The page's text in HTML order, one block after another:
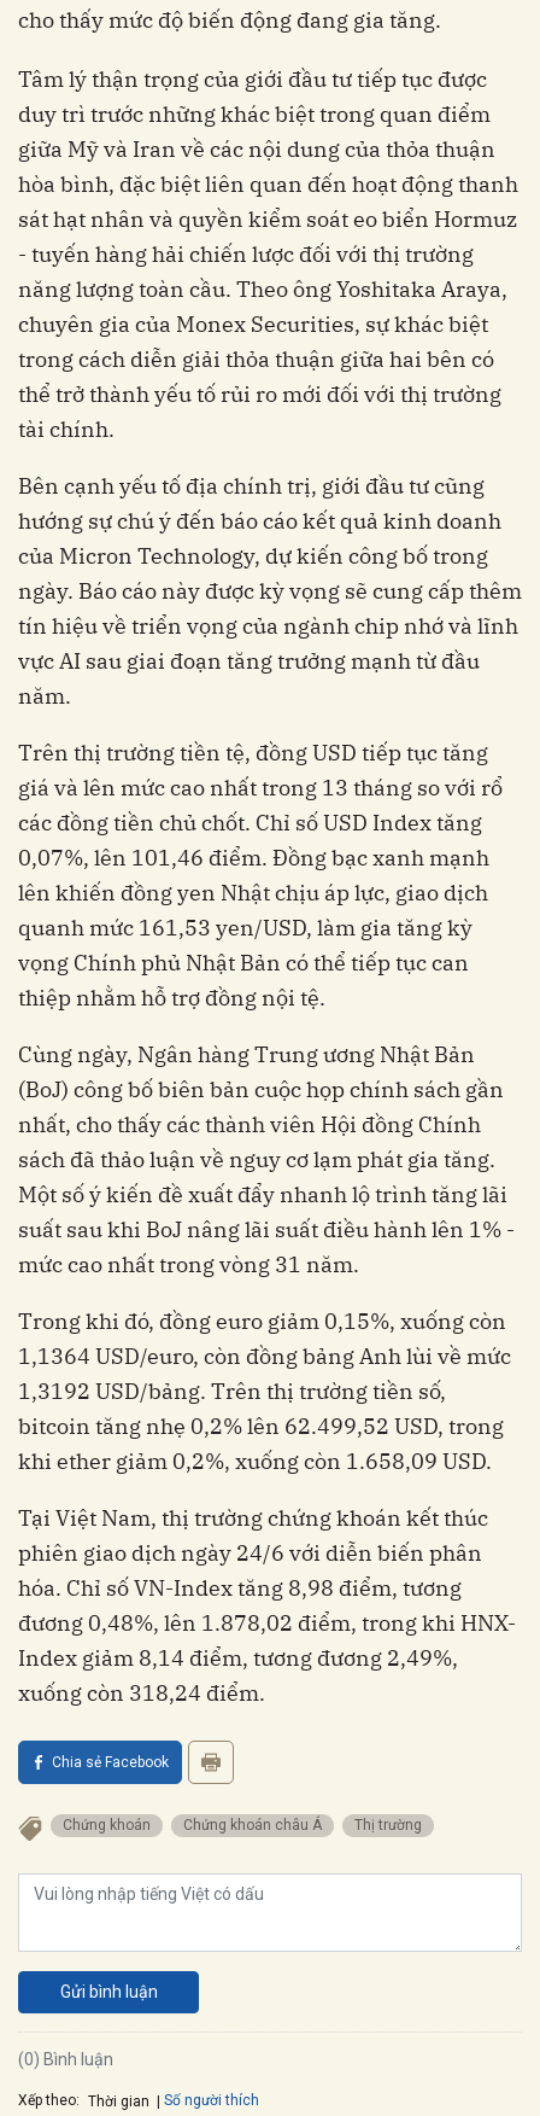
cho thấy mức độ biến động đang gia tăng.
Tâm lý thận trọng của giới đầu tư tiếp tục được
duy trì trước những khác biệt trong quan điểm
giữa Mỹ và Iran về các nội dung của thỏa thuận
hòa bình, đặc biệt liên quan đến hoạt động thanh
sát hạt nhân và quyền kiểm soát eo biển Hormuz
- tuyến hàng hải chiến lược đối với thị trường
năng lượng toàn cầu. Theo ông Yoshitaka Araya,
chuyên gia của Monex Securities, sự khác biệt
trong cách diễn giải thỏa thuận giữa hai bên có
thể trở thành yếu tố rủi ro mới đối với thị trường
tài chính.
Bên cạnh yếu tố địa chính trị, giới đầu tư cũng
hướng sự chú ý đến báo cáo kết quả kinh doanh
của Micron Technology, dự kiến công bố trong
ngày. Báo cáo này được kỳ vọng sẽ cung cấp thêm
tín hiệu về triển vọng của ngành chip nhớ và lĩnh
vực AI sau giai đoạn tăng trưởng mạnh từ đầu
năm.
Trên thị trường tiền tệ, đồng USD tiếp tục tăng
giá và lên mức cao nhất trong 13 tháng so với rổ
các đồng tiền chủ chốt. Chỉ số USD Index tăng
0,07%, lên 101,46 điểm. Đồng bạc xanh mạnh
lên khiến đồng yen Nhật chịu áp lực, giao dịch
quanh mức 161,53 yen/USD, làm gia tăng kỳ
vọng Chính phủ Nhật Bản có thể tiếp tục can
thiệp nhằm hỗ trợ đồng nội tệ.
Cùng ngày, Ngân hàng Trung ương Nhật Bản
(BoJ) công bố biên bản cuộc họp chính sách gần
nhất, cho thấy các thành viên Hội đồng Chính
sách đã thảo luận về nguy cơ lạm phát gia tăng.
Một số ý kiến đề xuất đẩy nhanh lộ trình tăng lãi
suất sau khi BoJ nâng lãi suất điều hành lên 1% -
mức cao nhất trong vòng 31 năm.
Trong khi đó, đồng euro giảm 0,15%, xuống còn
1,1364 USD/euro, còn đồng bảng Anh lùi về mức
1,3192 USD/bảng. Trên thị trường tiền số,
bitcoin tăng nhẹ 0,2% lên 62.499,52 USD, trong
khi ether giảm 0,2%, xuống còn 1.658,09 USD.
Tại Việt Nam, thị trường chứng khoán kết thúc
phiên giao dịch ngày 24/6 với diễn biến phân
hóa. Chỉ số VN-Index tăng 8,98 điểm, tương
đương 0,48%, lên 1.878,02 điểm, trong khi HNX-
Index giảm 8,14 điểm, tương đương 2,49%,
xuống còn 318,24 điểm.
Chia sẻ Facebook
Chứng khoán Chứng khoán châu Á Thị trường
Gửi bình luận
(0) Bình luận
Xếp theo: Thời gian Số người thích